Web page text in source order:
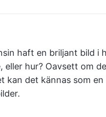
haft en briljant bild i
eller hur? Oavsett om
kan det kännas som